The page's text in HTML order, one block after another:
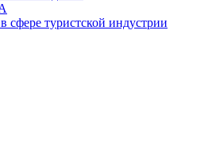
сфере туристской индустрии